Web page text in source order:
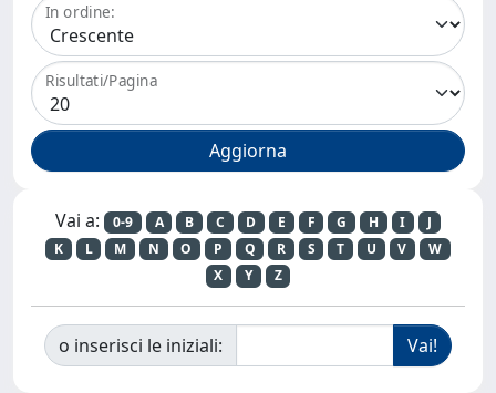
In ordine:
Risultati/Pagina
Vai a: 0-9 A B C D E F G H I
J
K
L M N O P Q R S T U V
W
X
Y Z
o inserisci le iniziali: